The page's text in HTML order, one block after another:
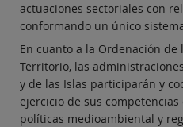
actuaciones sectoriales con
conformando un único
En cuanto a la Ordenación de
Territorio, las
y de las Islas participarán y
ejercicio de sus
políticas medioambiental y